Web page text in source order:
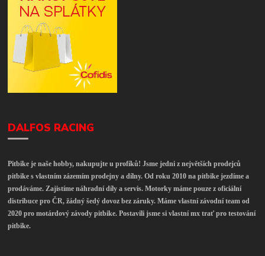
DALFOS RACING
Pitbike je naše hobby, nakupujte u profíků! Jsme jedni z největších prodejců
pitbike s vlastním zázemím prodejny a dílny. Od roku 2010 na pitbike jezdíme a
prodáváme. Zajistíme náhradní díly a servis. Motorky máme pouze z oficiální
distribuce pro ČR, žádný šedý dovoz bez záruky. Máme vlastní závodní team od
2020 pro motárdový závody pitbike. Postavili jsme si vlastní mx trať pro testování
pitbike.